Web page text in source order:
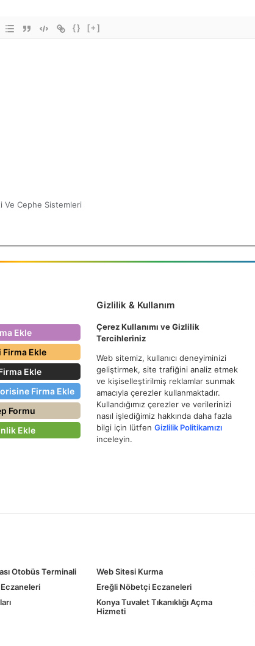
{} [+]
Ve Cephe Sistemleri
Ekle
Firma Ekle
Ekle
Firma Ekle
Formu
Ekle
Gizlilik & Kullanım
Çerez Kullanımı ve Gizlilik
Tercihleriniz
Web sitemiz, kullanıcı deneyiminizi
geliştirmek, site trafiğini analiz etmek
ve kişiselleştirilmiş reklamlar sunmak
amacıyla çerezler kullanmaktadır.
Kullandığımız çerezler ve verilerinizi
nasıl işlediğimiz hakkında daha fazla
bilgi için lütfen Gizlilik Politikamızı
inceleyin.
Otobüs Terminali Web Sitesi Kurma
Ereğli Nöbetçi Eczaneleri
Konya Tuvalet Tıkanıklığı Açma
Hizmeti